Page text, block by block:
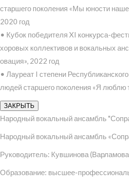
старшего поколения «Мы юности
2020 год
• Кубок победителя XI конкурса-
хоровых коллективов и вокальных
овация», 2022 год
• Лауреат I степени
людей старшего поколения «Я люблю
ЗАКРЫТЬ
Народный вокальный ансамбль
Народный вокальный ансамбль
Руководитель: Кувшинова
Образование: высшее-